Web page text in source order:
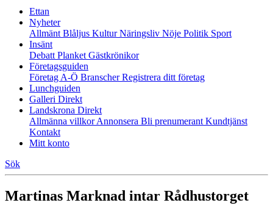
Ettan
Nyheter
Allmänt Blåljus KulturNäringsliv Nöje Politik Sport
Insänt
Debatt Planket Gästkrönikor
Företagsguiden
Företag A-Ö BranscherRegistrera ditt företag
Lunchguiden
Galleri Direkt
Landskrona Direkt
Allmänna villkorAnnonsera Bli prenumerant Kundtjänst
Kontakt
Mitt konto
Sök
Martinas Marknad intar Rådhustorget